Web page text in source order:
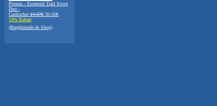
Primus - Essential Trail Stove
Duo -
Gaskocher34.07€ 30.66€
10% Rabatt
(Bergfreunde.de Shop)